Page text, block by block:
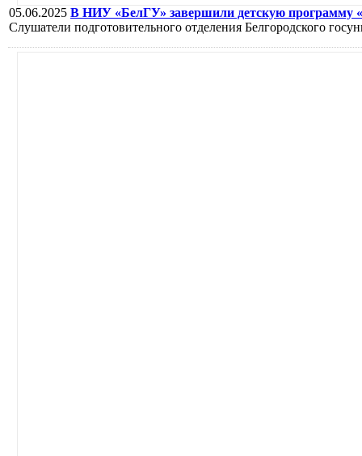
05.06.2025 В НИУ «БелГУ» завершили детскую программу
Слушатели подготовительного отделения Белгородского